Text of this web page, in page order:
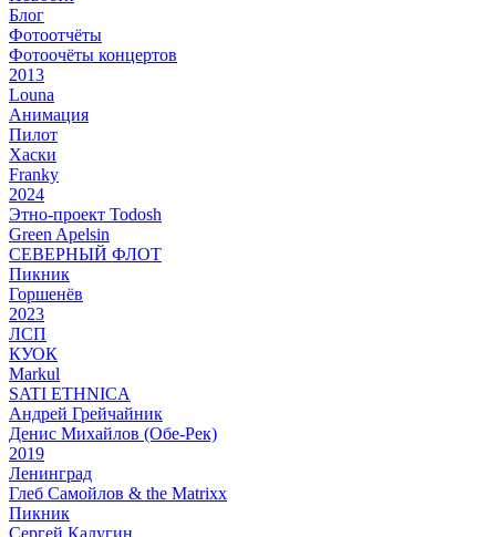
Блог
Фотоотчёты
Фотоочёты концертов
2013
Louna
Анимация
Пилот
Хаски
Franky
2024
Этно-проект Todosh
Green Apelsin
СЕВЕРНЫЙ ФЛОТ
Пикник
Горшенёв
2023
ЛСП
КУОК
Markul
SATI ETHNICA
Андрей Грейчайник
Денис Михайлов (Обе-Рек)
2019
Ленинград
Глеб Самойлов & the Matrixx
Пикник
Сергей Калугин